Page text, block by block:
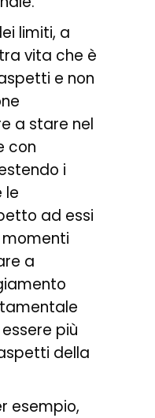
limiti, a
vita che è
e non
a stare nel
con
i
le
ad essi
a
più
della
esempio,